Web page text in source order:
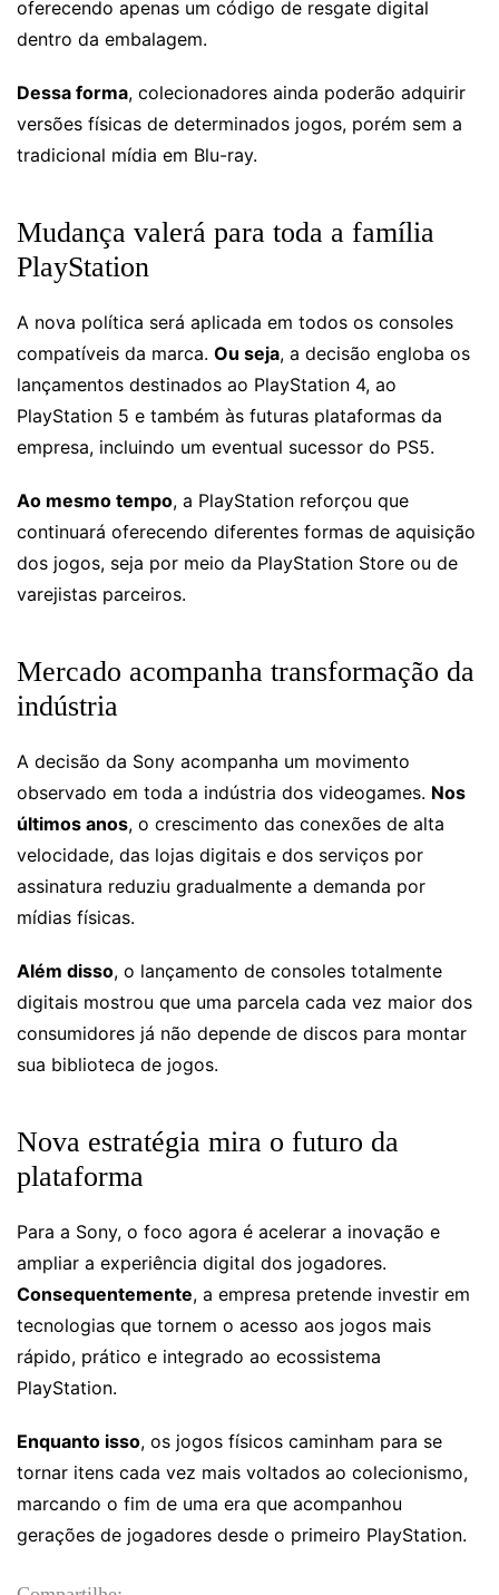
oferecendo apenas um código de resgate digital
dentro da embalagem.
Dessa forma, colecionadores ainda poderão adquirir
versões físicas de determinados jogos, porém sem a
tradicional mídia em Blu-ray.
Mudança valerá para toda a família
PlayStation
A nova política será aplicada em todos os consoles
compatíveis da marca. Ou seja, a decisão engloba os
lançamentos destinados ao PlayStation 4, ao
PlayStation 5 e também às futuras plataformas da
empresa, incluindo um eventual sucessor do PS5.
Ao mesmo tempo, a PlayStation reforçou que
continuará oferecendo diferentes formas de aquisição
dos jogos, seja por meio da PlayStation Store ou de
varejistas parceiros.
Mercado acompanha transformação da
indústria
A decisão da Sony acompanha um movimento
observado em toda a indústria dos videogames. Nos
últimos anos, o crescimento das conexões de alta
velocidade, das lojas digitais e dos serviços por
assinatura reduziu gradualmente a demanda por
mídias físicas.
Além disso, o lançamento de consoles totalmente
digitais mostrou que uma parcela cada vez maior dos
consumidores já não depende de discos para montar
sua biblioteca de jogos.
Nova estratégia mira o futuro da
plataforma
Para a Sony, o foco agora é acelerar a inovação e
ampliar a experiência digital dos jogadores.
Consequentemente, a empresa pretende investir em
tecnologias que tornem o acesso aos jogos mais
rápido, prático e integrado ao ecossistema
PlayStation.
Enquanto isso, os jogos físicos caminham para se
tornar itens cada vez mais voltados ao colecionismo,
marcando o fim de uma era que acompanhou
gerações de jogadores desde o primeiro PlayStation.